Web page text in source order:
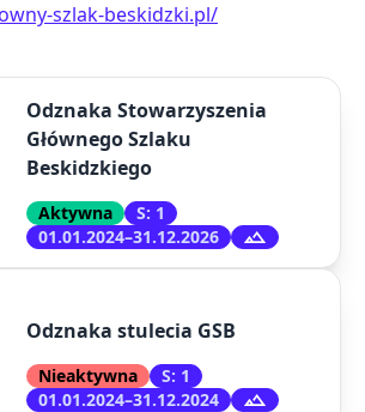
szlak-beskidzki.pl/
Odznaka Stowarzyszenia
Głównego Szlaku
Beskidzkiego
Aktywna
S: 1
01.01.2024–31.12.2026
Odznaka stulecia GSB
Nieaktywna
S: 1
01.01.2024–31.12.2024